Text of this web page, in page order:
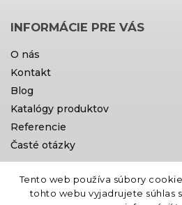
Tento web používa súbory
tohto webu vyjadrujete súhlas
INFORMÁCIE PRE VÁS
O nás
Kontakt
Blog
Katalógy produktov
Referencie
Časté otázky
Doprava a platby